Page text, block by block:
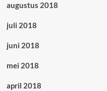
augustus 2018
juli 2018
juni 2018
mei 2018
april 2018